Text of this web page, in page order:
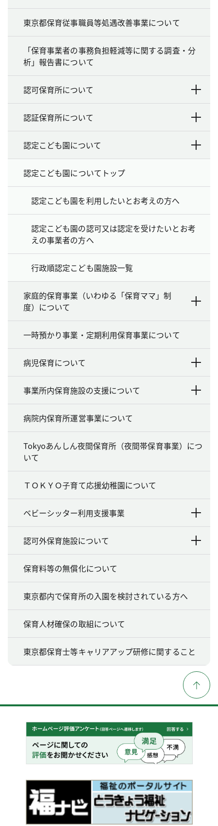
東京都保育従事職員等処遇改善事業について
「保育事業者の事務負担軽減等に関する調査・分
析」報告書について
認可保育所について
認証保育所について
認定こども園について
認定こども園についてトップ
認定こども園を利用したいとお考えの方へ
認定こども園の認可又は認定を受けたいとお考
えの事業者の方へ
行政順認定こども園施設一覧
家庭的保育事業（いわゆる「保育ママ」制
度）について
一時預かり事業・定期利用保育事業について
病児保育について
事業所内保育施設の支援について
病院内保育所運営事業について
Tokyoあんしん夜間保育所（夜間帯保育事業）につ
いて
ＴＯＫＹＯ子育て応援幼稚園について
ベビーシッター利用支援事業
認可外保育施設について
保育料等の無償化について
東京都内で保育所の入園を検討されている方へ
保育人材確保の取組について
東京都保育士等キャリアアップ研修に関すること